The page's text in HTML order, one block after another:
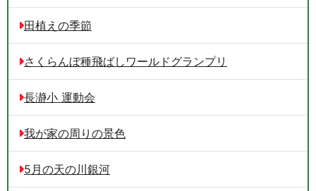
田植えの季節
さくらんぼ種飛ばしワールドグランプリ
長瀞小 運動会
我が家の周りの景色
5月の天の川銀河